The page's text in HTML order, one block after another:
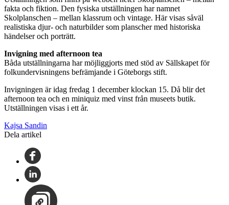
fakta och fiktion. Den fysiska utställningen har namnet
Skolplanschen – mellan klassrum och vintage. Här visas såväl
realistiska djur- och naturbilder som planscher med historiska
händelser och porträtt.
Invigning med afternoon tea
Båda utställningarna har möjliggjorts med stöd av Sällskapet för
folkundervisningens befrämjande i Göteborgs stift.
Invigningen är idag fredag 1 december klockan 15. Då blir det
afternoon tea och en miniquiz med vinst från museets butik.
Utställningen visas i ett år.
Kajsa Sandin
Dela artikel